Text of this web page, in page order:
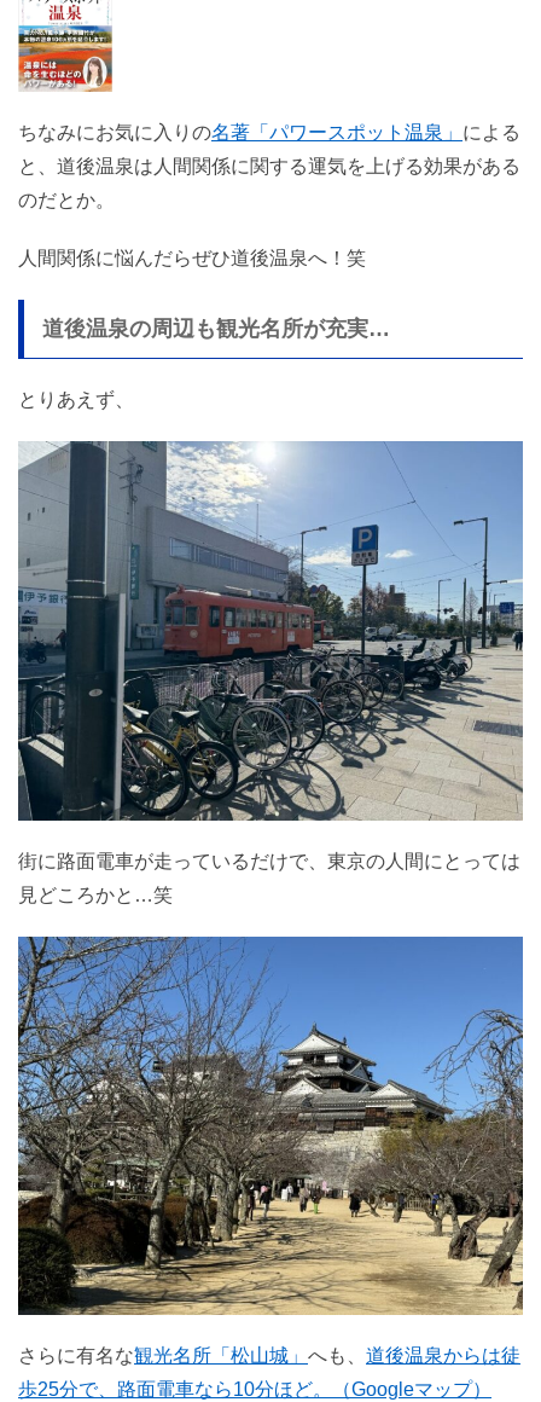
ちなみにお気に入りの名著「パワースポット温泉」 による
と、道後温泉は人間関係に関する運気を上げる効果がある
のだとか。
人間関係に悩んだらぜひ道後温泉へ！笑
道後温泉の周辺も観光名所が充実…
とりあえず、
街に路面電車が走っているだけで、東京の人間にとっては
見どころかと…笑
さらに有名な観光名所「松山城」 へも、 道後温泉からは徒
歩25分で、路面電車なら10分ほど。（Googleマップ）